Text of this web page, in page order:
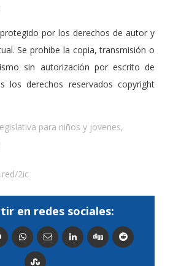
por los derechos de autor y
Se prohibe la copia, transmisión o
sin autorización por escrito de
los derechos reservados copyright
para niños y jovenes,
2ic
en redes sociales: